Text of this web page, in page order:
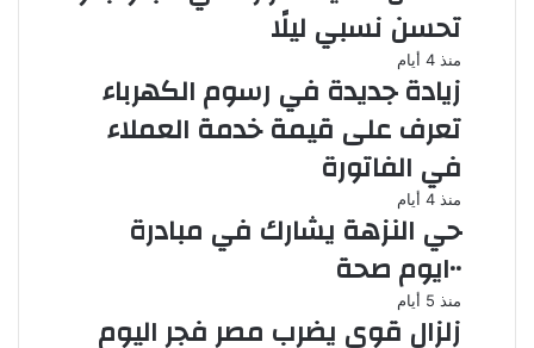
تحسن نسبي ليلًا
منذ 4 أيام
زيادة جديدة في رسوم الكهرباء
تعرف على قيمة خدمة العملاء
في الفاتورة
منذ 4 أيام
حي النزهة يشارك في مبادرة
١٠٠يوم صحة
منذ 5 أيام
زلزال قوي يضرب مصر فجر اليوم